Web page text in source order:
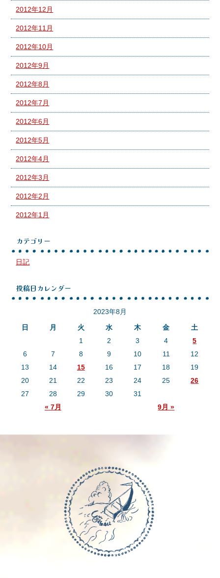
2012年12月
2012年11月
2012年10月
2012年9月
2012年8月
2012年7月
2012年6月
2012年5月
2012年4月
2012年3月
2012年2月
2012年1月
カテゴリー
日記
投稿日カレンダー
2023年8月
日
月 火 水 木 金 土
« 7月 9月 »
1 2 3 4
5
6
7 8 9 10 11
12
13
14 15 16 17 18
19
20
21 22 23 24 25
26
27
28 29 30 31